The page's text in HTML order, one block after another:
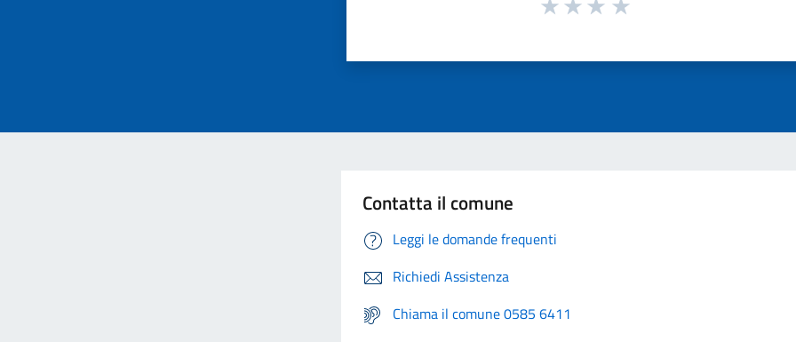
Contatta il comune
Leggi le domande frequenti
Richiedi Assistenza
Chiama il comune 0585 6411